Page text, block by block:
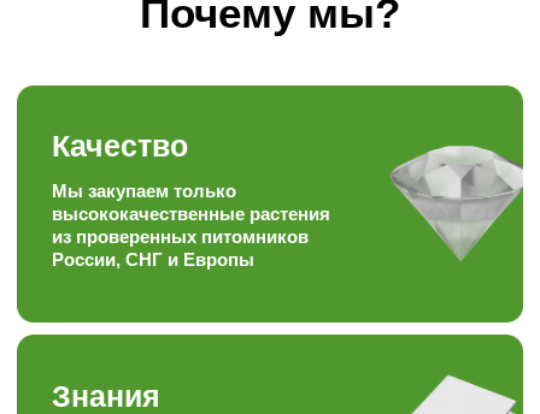
Забота
подход к каждому
покупателю
Скорость
Наша формула